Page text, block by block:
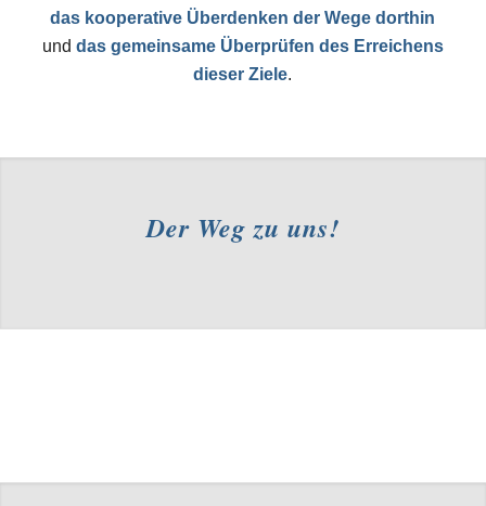
das kooperative Überdenken der Wege dorthin
und das gemeinsame Überprüfen des Erreichens
dieser Ziele.
Der Weg zu uns!